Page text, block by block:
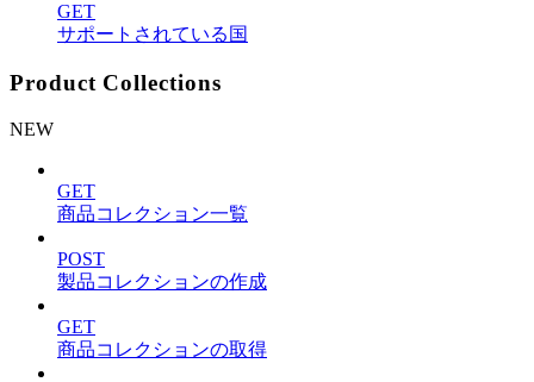
GET
サポートされている国
Product Collections
NEW
GET
商品コレクション一覧
POST
製品コレクションの作成
GET
商品コレクションの取得